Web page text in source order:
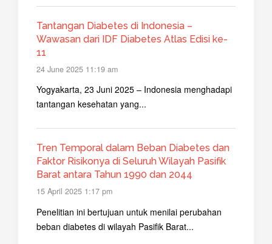
Tantangan Diabetes di Indonesia –
Wawasan dari IDF Diabetes Atlas Edisi ke-
11
24 June 2025 11:19 am
Yogyakarta, 23 Juni 2025 – Indonesia menghadapi
tantangan kesehatan yang...
Tren Temporal dalam Beban Diabetes dan
Faktor Risikonya di Seluruh Wilayah Pasifik
Barat antara Tahun 1990 dan 2044
15 April 2025 1:17 pm
Penelitian ini bertujuan untuk menilai perubahan
beban diabetes di wilayah Pasifik Barat...